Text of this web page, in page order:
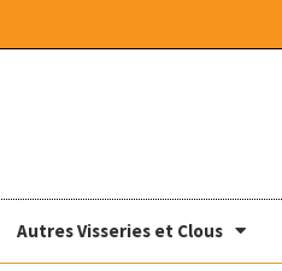
Autres Visseries et Clous